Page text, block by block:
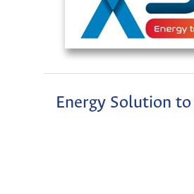
Energy Solution